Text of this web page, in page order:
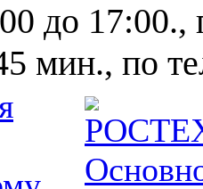
до 17:00.,
мин., по